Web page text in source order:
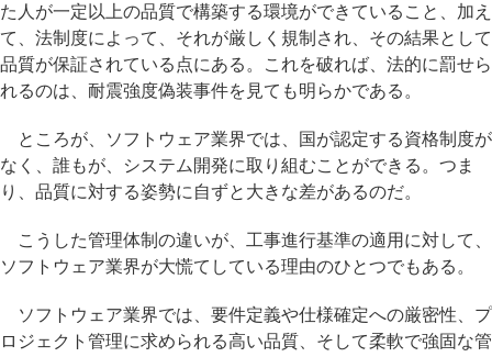
た人が一定以上の品質で構築する環境ができていること、加え
て、法制度によって、それが厳しく規制され、その結果として
品質が保証されている点にある。これを破れば、法的に罰せら
れるのは、耐震強度偽装事件を見ても明らかである。
ところが、ソフトウェア業界では、国が認定する資格制度が
なく、誰もが、システム開発に取り組むことができる。つま
り、品質に対する姿勢に自ずと大きな差があるのだ。
こうした管理体制の違いが、工事進行基準の適用に対して、
ソフトウェア業界が大慌てしている理由のひとつでもある。
ソフトウェア業界では、要件定義や仕様確定への厳密性、プ
ロジェクト管理に求められる高い品質、そして柔軟で強固な管